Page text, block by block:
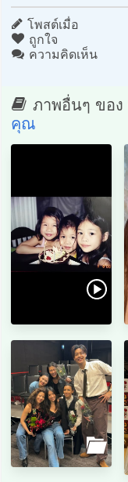
โพสต์เมื่อ
ถูกใจ
ความคิดเห็น
ภาพอื่นๆ ของ
คุณ